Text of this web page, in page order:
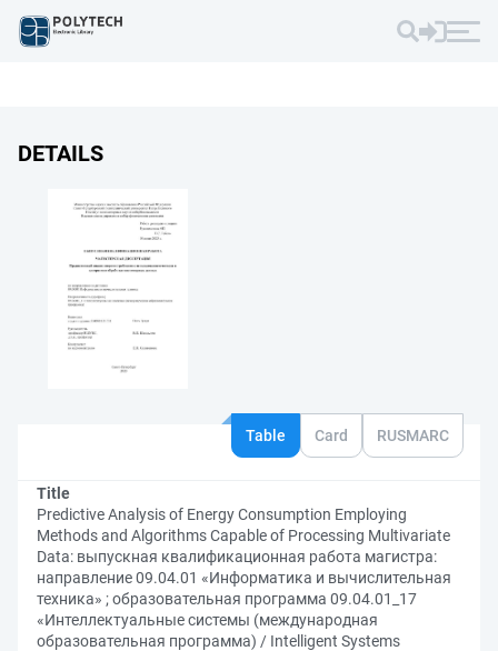
DETAILS
Table Card RUSMARC
Title
Predictive Analysis of Energy Consumption Employing
Methods and Algorithms Capable of Processing Multivariate
Data: выпускная квалификационная работа магистра:
направление 09.04.01 «Информатика и вычислительная
техника» ; образовательная программа 09.04.01_17
«Интеллектуальные системы (международная
образовательная программа) / Intelligent Systems